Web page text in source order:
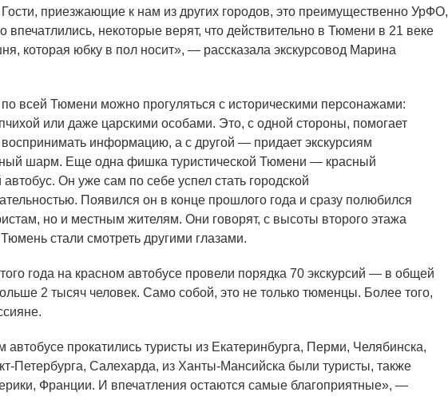
приезжающие к нам из других городов, это преимущественно УрФО,
впечатлились, некоторые верят, что действительно в Тюмени в 21 веке
которая юбку в пол носит», — рассказала экскурсовод Марина
всей Тюмени можно прогуляться с историческими персонажами:
или даже царскими особами. Это, с одной стороны, помогает
информацию, а с другой — придает экскурсиям
шарм. Еще одна фишка туристической Тюмени — красный
Он уже сам по себе успел стать городской
Появился он в конце прошлого года и сразу полюбился
но и местным жителям. Они говорят, с высоты второго этажа
стали смотреть другими глазами.
года на красном автобусе провели порядка 70 экскурсий — в общей
2 тысяч человек. Само собой, это не только тюменцы. Более того,
прокатились туристы из Екатеринбурга, Перми, Челябинска,
Петербурга, Салехарда, из Ханты-Мансийска были туристы, также
Франции. И впечатления остаются самые благоприятные», —